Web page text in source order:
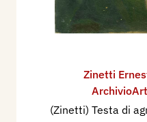
Zinetti
(Zinetti) Testa di